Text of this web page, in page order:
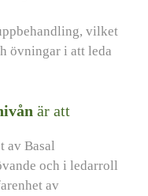
vilket
övningar i att leda
är att
av Basal
och i ledarroll
av